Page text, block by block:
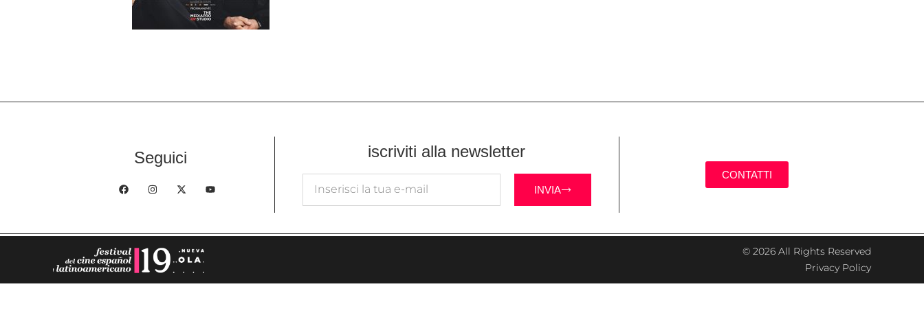
Seguici iscriviti alla newsletter
INVIA
CONTATTI
© 2026 All Rights Reserved
Privacy Policy